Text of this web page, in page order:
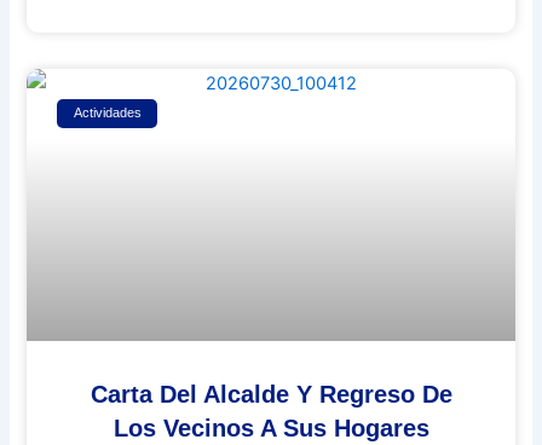
Actividades
Carta Del Alcalde Y Regreso De
Los Vecinos A Sus Hogares